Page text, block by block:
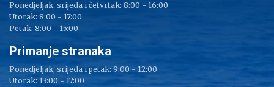
Ponedjeljak, srijeda i četvrtak: 8:00 - 16:00
Utorak: 8:00 - 17:00
Petak: 8:00 - 15:00
Primanje stranaka
Ponedjeljak, srijeda i petak: 9:00 - 12:00
Utorak: 13:00 - 17:00